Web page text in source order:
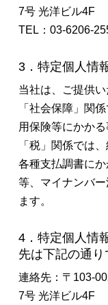
7号 光洋ビル4F
TEL：03-6206-
3．特定個人情
当社は、ご提供
「社会保障」関
用保険等にかかる
「税」関係では
各種支払調書に
等、マイナンバ
ます。
4．特定個人情
先は下記の通り
連絡先：〒103-
7号 光洋ビル4F